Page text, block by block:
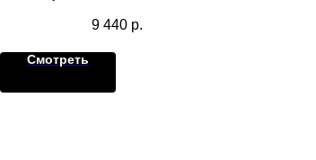
стилем и практичностью. Комфорт и стиль
в одной модели.
9 440 р.
Смотреть